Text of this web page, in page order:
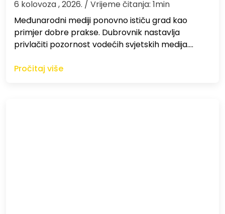
6 kolovoza , 2026. / Vrijeme čitanja: 1min
Međunarodni mediji ponovno ističu grad kao
primjer dobre prakse. Dubrovnik nastavlja
privlačiti pozornost vodećih svjetskih medija.…
Pročitaj više